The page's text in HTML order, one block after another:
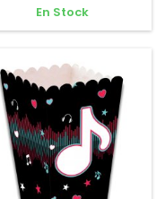
En Stock